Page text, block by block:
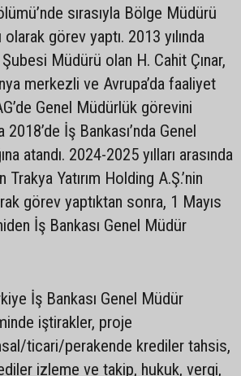
sırasıyla Bölge Müdürü
görev yaptı. 2013 yılında
Müdürü olan H. Cahit Çınar,
merkezli ve Avrupa’da faaliyet
Genel Müdürlük görevini
İş Bankası’nda Genel
atandı. 2024-2025 yılları arasında
Yatırım Holding A.Ş.’nin
görev yaptıktan sonra, 1 Mayıs
İş Bankası Genel Müdür
İş Bankası Genel Müdür
iştirakler, proje
ticari/perakende krediler tahsis,
izleme ve takip, hukuk, vergi,